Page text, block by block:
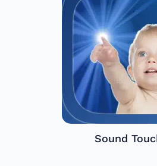
Sound